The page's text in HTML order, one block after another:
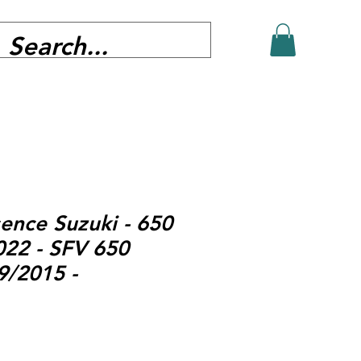
Suzuki - 650
- SFV 650
2015 -